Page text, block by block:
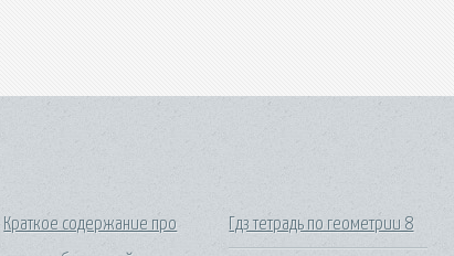
Краткое содержание про
Гдз тетрадь по геометрии 8